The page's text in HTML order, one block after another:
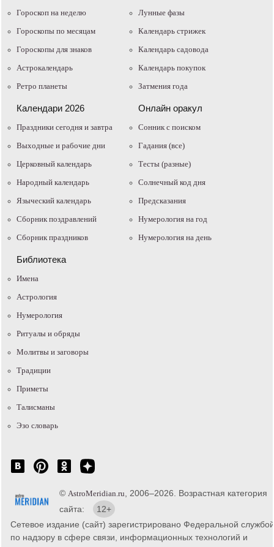
Гороскоп на неделю
Гороскопы по месяцам
Гороскопы для знаков
Астрокалендарь
Ретро планеты
Лунные фазы
Календарь стрижек
Календарь садовода
Календарь покупок
Затмения года
Календари 2026
Праздники сегодня и завтра
Выходные и рабочие дни
Церковный календарь
Народный календарь
Языческий календарь
Сборник поздравлений
Сборник праздников
Онлайн оракул
Cонник с поиском
Гадания (все)
Тесты (разные)
Солнечный код дня
Предсказания
Нумерология на год
Нумерология на день
Библиотека
Имена
Астрология
Нумерология
Ритуалы и обряды
Молитвы и заговоры
Традиции
Приметы
Талисманы
Эзо словарь
© AstroMeridian.ru, 2006–2026. Возрастная категория
сайта:
12+
Сетевое издание (сайт) зарегистрировано Федеральной службой
по надзору в сфере связи, информационных технологий и